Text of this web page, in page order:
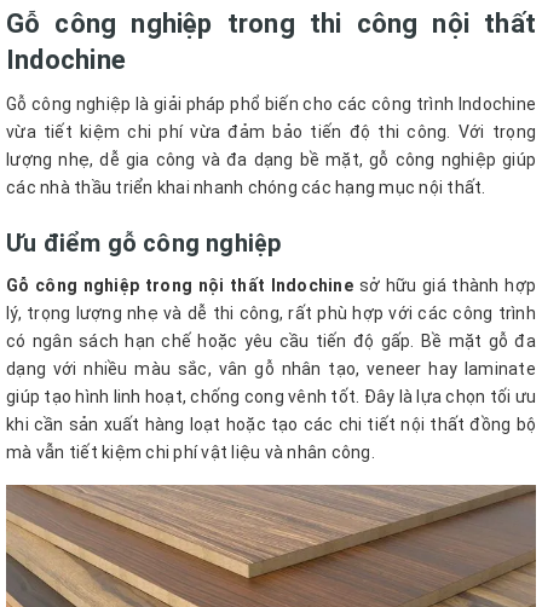
Gỗ công nghiệp trong thi công nội thất
Indochine
Gỗ công nghiệp là giải pháp phổ biến cho các công trình Indochine
vừa tiết kiệm chi phí vừa đảm bảo tiến độ thi công. Với trọng
lượng nhẹ, dễ gia công và đa dạng bề mặt, gỗ công nghiệp giúp
các nhà thầu triển khai nhanh chóng các hạng mục nội thất.
Ưu điểm gỗ công nghiệp
Gỗ công nghiệp trong nội thất Indochinesở hữu giá thành hợp
lý, trọng lượng nhẹ và dễ thi công, rất phù hợp với các công trình
có ngân sách hạn chế hoặc yêu cầu tiến độ gấp. Bề mặt gỗ đa
dạng với nhiều màu sắc, vân gỗ nhân tạo, veneer hay laminate
giúp tạo hình linh hoạt, chống cong vênh tốt. Đây là lựa chọn tối ưu
khi cần sản xuất hàng loạt hoặc tạo các chi tiết nội thất đồng bộ
mà vẫn tiết kiệm chi phí vật liệu và nhân công.